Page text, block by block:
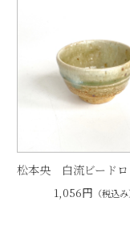
松本央 白流ビードロ
1,056円 （税込み